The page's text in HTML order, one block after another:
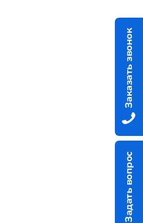
Задать вопрос
Заказать звонок